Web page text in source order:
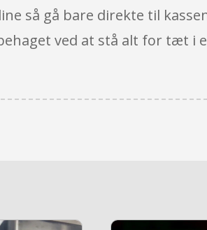
så gå bare direkte til
ved at stå alt for tæt i